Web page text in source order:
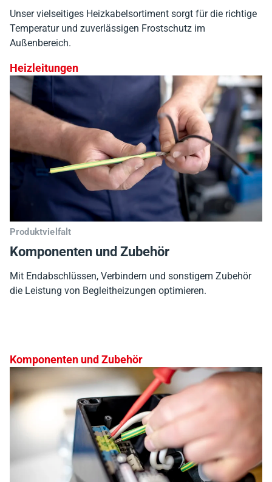
Unser vielseitiges Heizkabelsortiment sorgt für die richtige
Temperatur und zuverlässigen Frostschutz im
Außenbereich.
Heizleitungen
Produktvielfalt
Komponenten und Zubehör
Mit Endabschlüssen, Verbindern und sonstigem Zubehör
die Leistung von Begleitheizungen optimieren.
Komponenten und Zubehör